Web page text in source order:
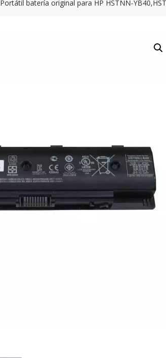
Portátil batería original para HP HSTNN-